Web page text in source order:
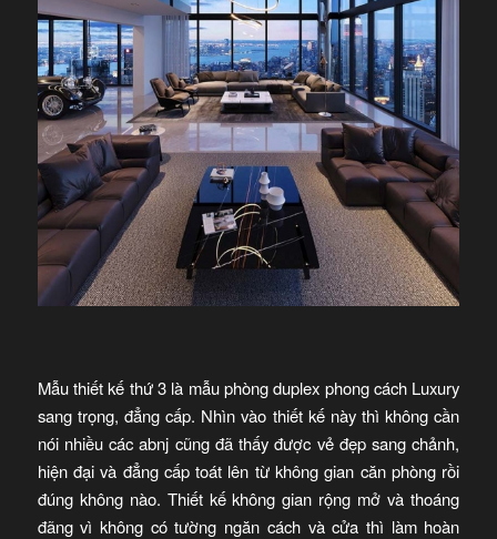
Mẫu thiết kế thứ 3 là mẫu phòng duplex phong cách Luxury
sang trọng, đẳng cấp. Nhìn vào thiết kế này thì không cần
nói nhiều các abnj cũng đã thấy được vẻ đẹp sang chảnh,
hiện đại và đẳng cấp toát lên từ không gian căn phòng rồi
đúng không nào. Thiết kế không gian rộng mở và thoáng
đãng vì không có tường ngăn cách và cửa thì làm hoàn